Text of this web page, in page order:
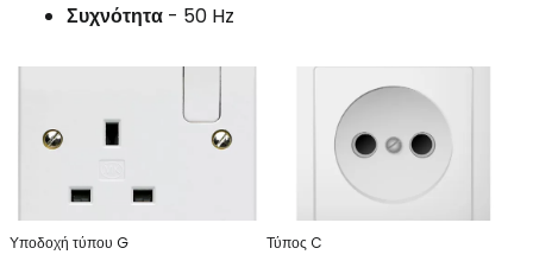
Συχνότητα - 50 Hz
Υποδοχή τύπου G Τύπος C